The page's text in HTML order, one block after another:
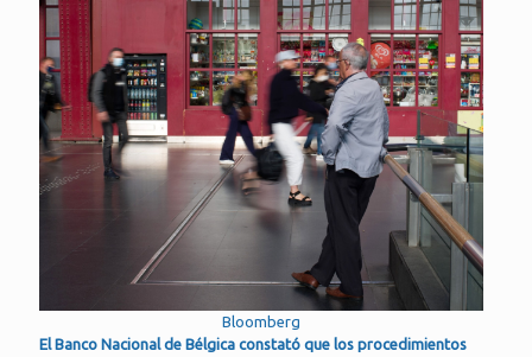
Bloomberg
El Banco Nacional de Bélgica constató que los procedimientos